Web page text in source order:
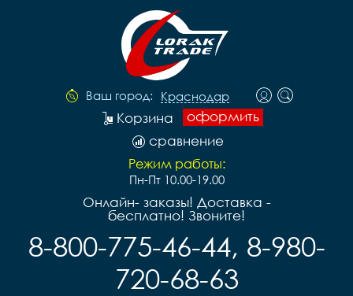
Ваш город: Краснодар
оформить
Корзина
сравнение
Режим работы:
Пн-Пт 10.00-19.00
Онлайн- заказы! Доставка -
бесплатно! Звоните!
8-800-775-46-44, 8-980-
720-68-63